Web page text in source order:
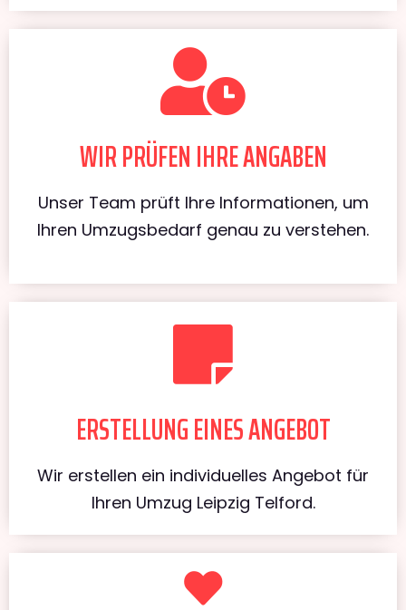
WIR PRÜFEN IHRE ANGABEN
Unser Team prüft Ihre Informationen, um
Ihren Umzugsbedarf genau zu verstehen.
ERSTELLUNG EINES ANGEBOT
Wir erstellen ein individuelles Angebot für
Ihren Umzug Leipzig Telford.